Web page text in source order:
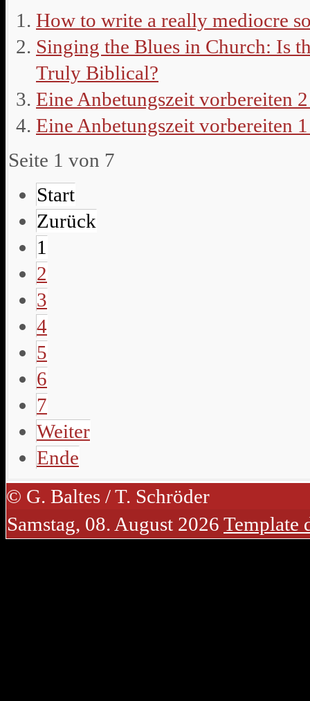
How to write a really mediocre
Singing the Blues in Church: Is
Truly Biblical?
Eine Anbetungszeit vorbereiten
Eine Anbetungszeit vorbereiten
Seite 1 von 7
Start
Zurück
1
2
3
4
5
6
7
Weiter
Ende
© G. Baltes / T. Schröder
Samstag, 08. August 2026 Template